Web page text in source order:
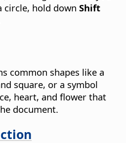
circle, hold downShift
common shapes like a
square, or a symbol
heart, and flower that
document.